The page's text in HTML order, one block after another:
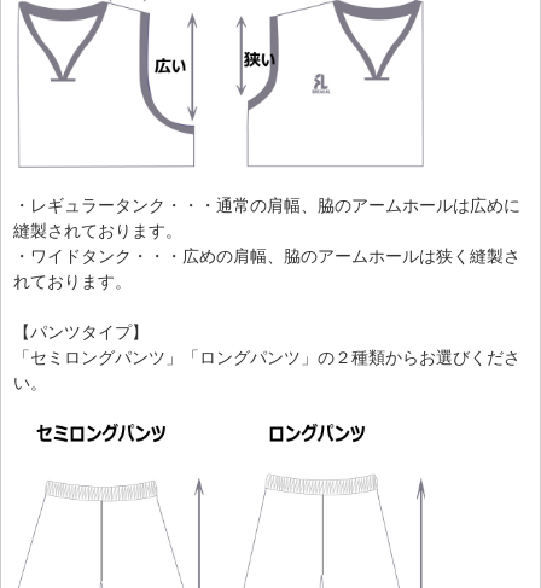
・レギュラータンク・・・通常の肩幅、脇のアームホールは広めに
縫製されております。
・ワイドタンク・・・広めの肩幅、脇のアームホールは狭く縫製さ
れております。
【パンツタイプ】
「セミロングパンツ」「ロングパンツ」の２種類からお選びくださ
い。